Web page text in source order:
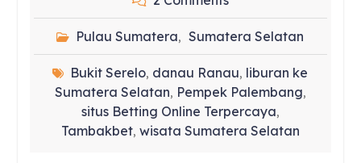
Pulau Sumatera, Sumatera Selatan
Bukit Serelo, danau Ranau, liburan ke
Sumatera Selatan, Pempek Palembang,
situs Betting Online Terpercaya,
Tambakbet, wisata Sumatera Selatan